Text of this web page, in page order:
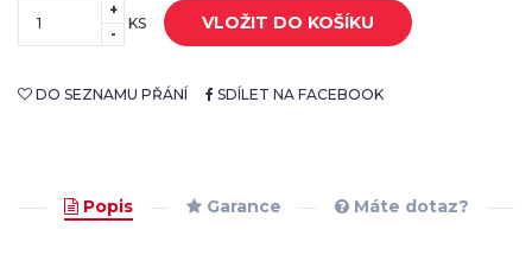
+
-
KS VLOŽIT DO KOŠÍKU
DO SEZNAMU PŘÁNÍ SDÍLET NA FACEBOOK
Popis Garance Máte dotaz?